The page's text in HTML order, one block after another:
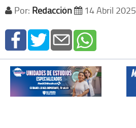
Por: Redacción 14 Abril 2025